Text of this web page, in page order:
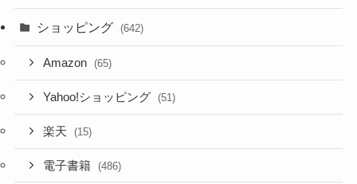
ショッピング (642)
Amazon (65)
Yahoo!ショッピング (51)
楽天 (15)
電子書籍 (486)